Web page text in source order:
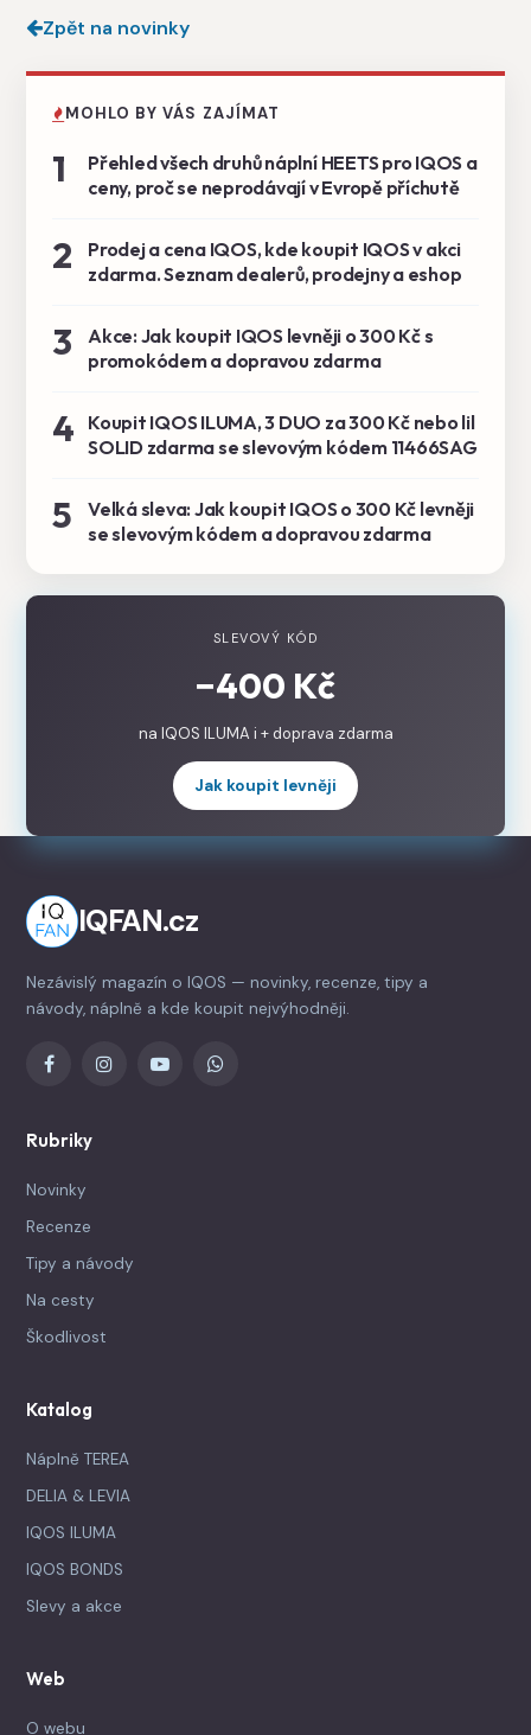
Zpět na novinky
MOHLO BY VÁS ZAJÍMAT
1
Přehled všech druhů náplní HEETS pro IQOS a
ceny, proč se neprodávají v Evropě příchutě
2
Prodej a cena IQOS, kde koupit IQOS v akci
zdarma. Seznam dealerů, prodejny a eshop
3
Akce: Jak koupit IQOS levněji o 300 Kč s
promokódem a dopravou zdarma
4
Koupit IQOS ILUMA, 3 DUO za 300 Kč nebo lil
SOLID zdarma se slevovým kódem 11466SAG
5
Velká sleva: Jak koupit IQOS o 300 Kč levněji
se slevovým kódem a dopravou zdarma
SLEVOVÝ KÓD
−400 Kč
na IQOS ILUMA i + doprava zdarma
Jak koupit levněji
IQFAN.cz
Nezávislý magazín o IQOS — novinky, recenze, tipy a
návody, náplně a kde koupit nejvýhodněji.
Rubriky
Novinky
Recenze
Tipy a návody
Na cesty
Škodlivost
Katalog
Náplně TEREA
DELIA & LEVIA
IQOS ILUMA
IQOS BONDS
Slevy a akce
Web
O webu